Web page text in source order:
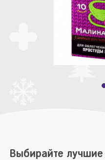
Выбирайте